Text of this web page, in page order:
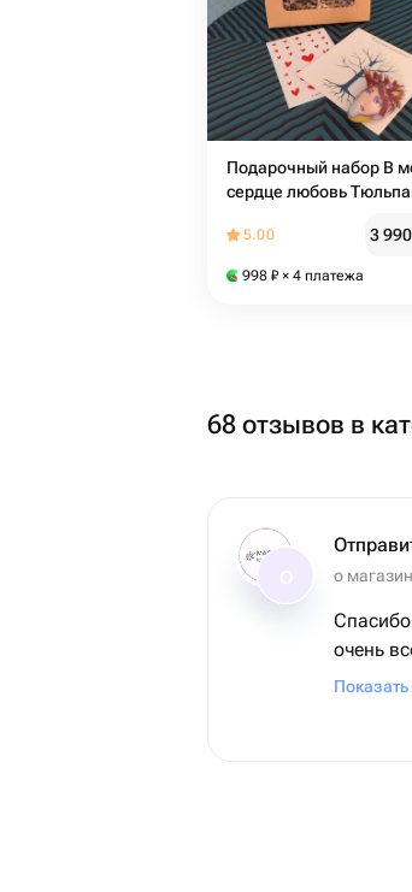
Подарочный набор В
сердце любовь
5.00 3 990
998 ₽ × 4 платежа
68 отзывов в
о
очень
срок,